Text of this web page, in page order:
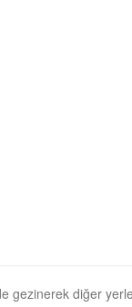
gezinerek diğer